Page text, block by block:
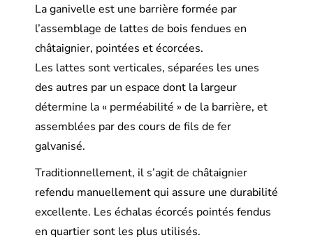
La ganivelle est une barrière formée par
l’assemblage de lattes de bois fendues en
châtaignier, pointées et écorcées.
Les lattes sont verticales, séparées les unes
des autres par un espace dont la largeur
détermine la « perméabilité » de la barrière, et
assemblées par des cours de fils de fer
galvanisé.
Traditionnellement, il s’agit de châtaignier
refendu manuellement qui assure une durabilité
excellente. Les échalas écorcés pointés fendus
en quartier sont les plus utilisés.